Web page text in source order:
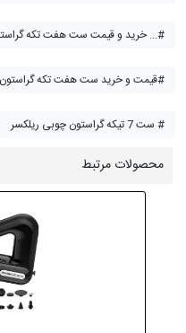
خرید و قیمت ست هفت تکه گراستون ، ابزار ماساژ چوبی ...#
قیمت و خرید ست هفت تکه گراستون ابزار ماساژ چوبی#
ست 7 تیکه گراستون چوبی ریلکسر #
محصولات مرتبط